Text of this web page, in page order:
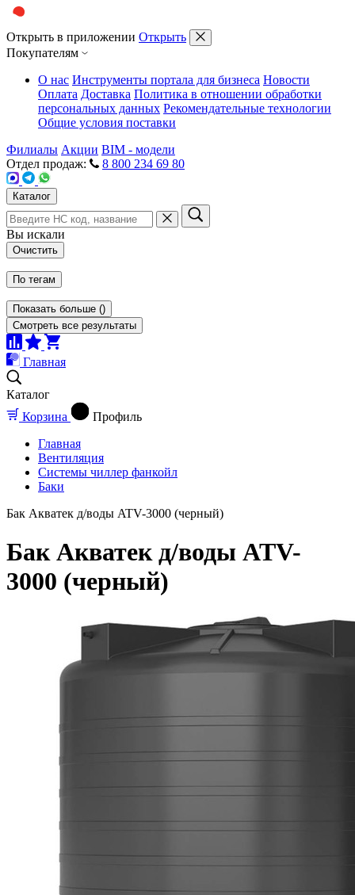
Открыть в приложении Открыть
Покупателям
О нас Инструменты портала для бизнеса Новости
Оплата Доставка Политика в отношении обработки
персональных данных Рекомендательные технологии
Общие условия поставки
Филиалы Акции BIM - модели
Отдел продаж:
8 800 234 69 80
Каталог
Вы искали
Очистить
По тегам
Показать больше ()
Смотреть все результаты
Главная
Каталог
Корзина
Профиль
Главная
Вентиляция
Системы чиллер фанкойл
Баки
Бак Акватек д/воды ATV-3000 (черный)
Бак Акватек д/воды ATV-
3000 (черный)